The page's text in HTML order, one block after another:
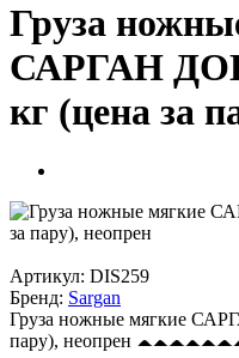
Груза
САРГАН
кг (цена за
Артикул: DIS259
Бренд: Sargan
Груза ножные мягкие
пару), неопрен